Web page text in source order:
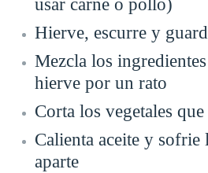
usar carne o pollo)
Hierve, escurre y
Mezcla los
hierve por un rato
Corta los vegetales
Calienta aceite y sofrie
aparte